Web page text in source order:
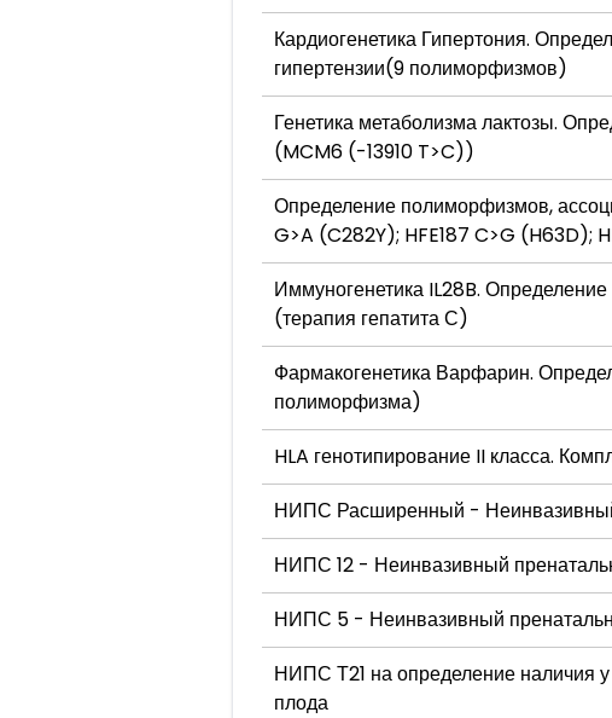
Кардиогенетика Гипертония.
гипертензии(9 полиморфизмов)
Генетика метаболизма лактозы.
(MCM6 (-13910 T>C))
Определение полиморфизмов,
G>A (C282Y); HFE187 C>G (H63D);
Иммуногенетика IL28B.
(терапия гепатита С)
Фармакогенетика Варфарин.
полиморфизма)
HLA генотипирование II класса.
НИПС Расширенный - Неинвазивный
НИПС 12 - Неинвазивный
НИПС 5 - Неинвазивный
НИПС Т21 на определение наличия
плода